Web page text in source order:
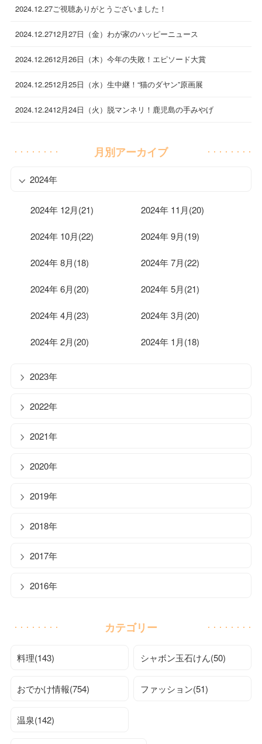
2024.12.27ご視聴ありがとうございました！
2024.12.2712月27日（金）わが家のハッピーニュース
2024.12.2612月26日（木）今年の失敗！エピソード大賞
2024.12.2512月25日（水）生中継！“猫のダヤン”原画展
2024.12.2412月24日（火）脱マンネリ！鹿児島の手みやげ
月別アーカイブ
2024年
2024年 12月(21) 2024年 11月(20)
2024年 10月(22) 2024年 9月(19)
2024年 8月(18) 2024年 7月(22)
2024年 6月(20) 2024年 5月(21)
2024年 4月(23) 2024年 3月(20)
2024年 2月(20) 2024年 1月(18)
2023年
2022年
2021年
2020年
2019年
2018年
2017年
2016年
カテゴリー
料理(143) シャボン玉石けん(50)
おでかけ情報(754) ファッション(51)
温泉(142)